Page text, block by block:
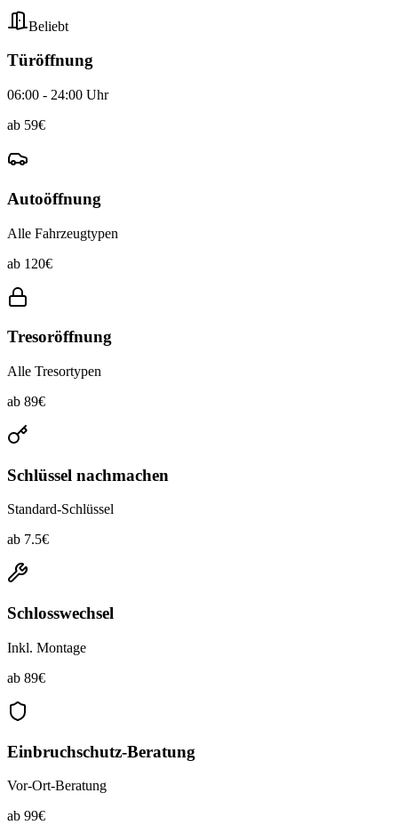
Beliebt
Türöffnung
06:00 - 24:00 Uhr
ab 59€
Autoöffnung
Alle Fahrzeugtypen
ab 120€
Tresoröffnung
Alle Tresortypen
ab 89€
Schlüssel nachmachen
Standard-Schlüssel
ab 7.5€
Schlosswechsel
Inkl. Montage
ab 89€
Einbruchschutz-Beratung
Vor-Ort-Beratung
ab 99€